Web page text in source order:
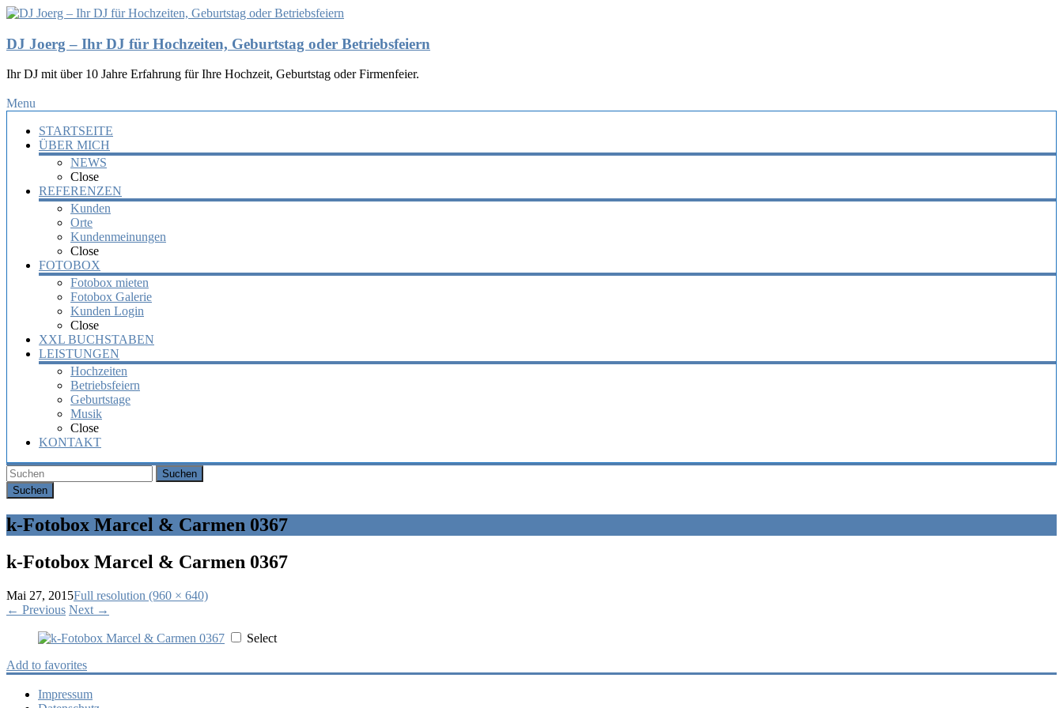
DJ Joerg – Ihr DJ für Hochzeiten, Geburtstag oder Betriebsfeiern
Ihr DJ mit über 10 Jahre Erfahrung für Ihre Hochzeit, Geburtstag oder Firmenfeier.
Menu
STARTSEITE
ÜBER MICH
NEWS
Close
REFERENZEN
Kunden
Orte
Kundenmeinungen
Close
FOTOBOX
Fotobox mieten
Fotobox Galerie
Kunden Login
Close
XXL BUCHSTABEN
LEISTUNGEN
Hochzeiten
Betriebsfeiern
Geburtstage
Musik
Close
KONTAKT
Suchen
k-Fotobox Marcel & Carmen 0367
k-Fotobox Marcel & Carmen 0367
Mai 27, 2015Full resolution (960 × 640)
← Previous Next →
Select
Add to favorites
Impressum